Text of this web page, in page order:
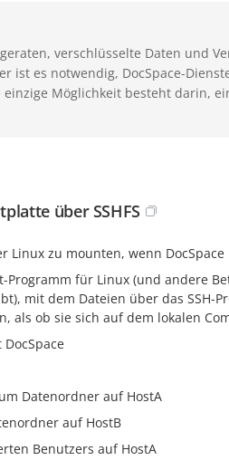
verschlüsselte Daten und
ist es notwendig, DocSpace-
Möglichkeit besteht darin,
über SSHFS
zu mounten, wenn
Programm für Linux (und andere
mit dem Dateien über das SSH-
als ob sie sich auf dem lokalen
Datenordner auf HostA
auf HostB
Benutzers auf HostA